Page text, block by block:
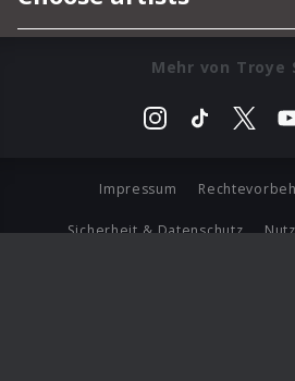
Mehr von Troye
Impressum
Sicherheit & Datenschutz